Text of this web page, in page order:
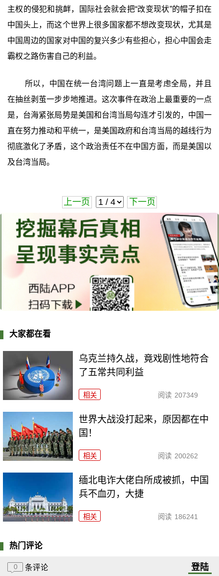
主权的侵犯和挑衅，国际社会就会把“改变现状”的帽子扣在
中国头上，而这个世界上很多国家都不想改变现状，尤其是
中国周边的国家对中国的复兴多少有些担心，担心中国会走
霸权之路伤害自己的利益。
所以，中国在统一台湾问题上一直是考虑全局，并且
在抽丝剥茧一步步地推进。这次事件在政治上最重要的一点
是，台海紧张局势是美国和台湾当局勾连才引发的，中国一
直在努力推动和平统一，是美国政府和台湾当局的越线行为
彻底激化了矛盾，这个政治责任不在中国方面，而是美国以
及台湾当局。
上一页 下一页
大家都在看
乌克兰持久战，竟戏剧性地符合
了五常共同利益
相关 阅读 207349
世界大战没打起来，原因都在中
国！
相关 阅读 200262
缅北电诈大佬白所成被抓，中国
兵不血刃，大捷
相关 阅读 186241
热门评论
0 条评论 登陆